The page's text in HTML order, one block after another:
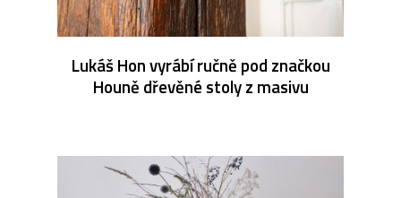
Lukáš Hon vyrábí ručně pod značkou
Houně dřevěné stoly z masivu